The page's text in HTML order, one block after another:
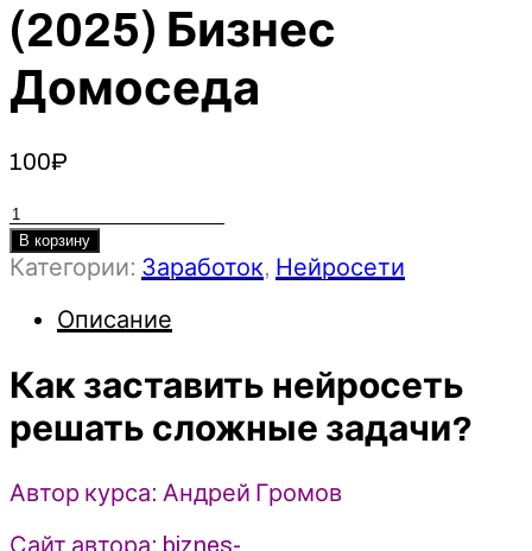
(2025) Бизнес
Домоседа
100₽
Количество
товара
Как
нейросеть
сложные
Громов
В корзину
Категории: Заработок, Нейросети
Описание
Как заставить нейросеть
решать сложные задачи?
Автор курса: Андрей Громов
Сайт автора: biznes-